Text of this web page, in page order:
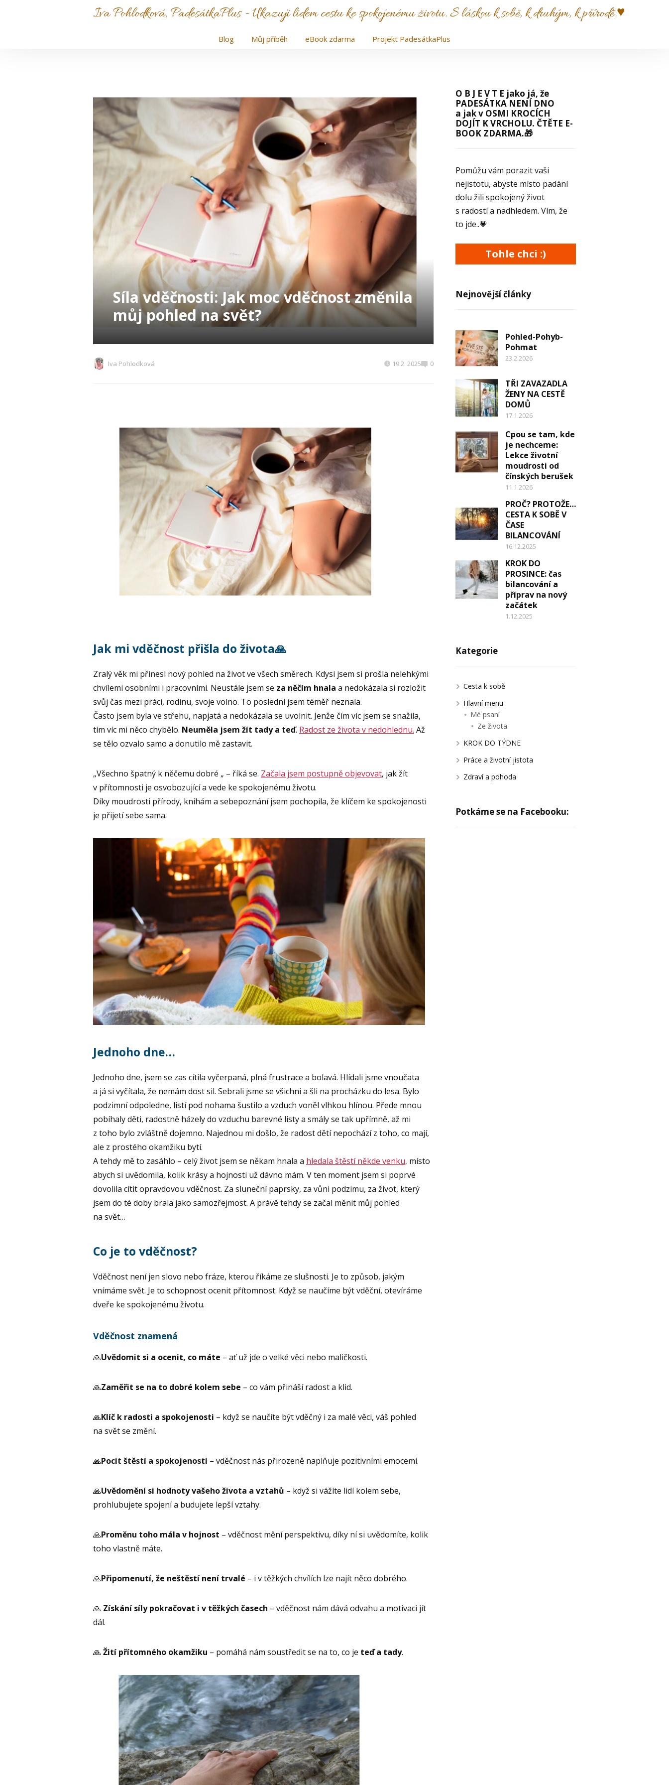
Iva Pohlodková, PadesátkaPlus - Ukazuji lidem cestu ke spokojenému životu. S láskou k sobě, k druhým, k přírodě.♥️
Blog Můj příběh eBook zdarma Projekt PadesátkaPlus
Síla vděčnosti: Jak moc vděčnost změnila
můj pohled na svět?
Iva Pohlodková 19.2. 2025 0
Jak mi vděčnost přišla do života🙏
Zralý věk mi přinesl nový pohled na život ve všech směrech. Kdysi jsem si prošla nelehkými
chvílemi osobními i pracovními. Neustále jsem se za něčím hnala a nedokázala si rozložit
svůj čas mezi práci, rodinu, svoje volno. To poslední jsem téměř neznala.
Často jsem byla ve střehu, napjatá a nedokázala se uvolnit. Jenže čím víc jsem se snažila,
tím víc mi něco chybělo. Neuměla jsem žít tady a teď. Radost ze života v nedohlednu. Až
se tělo ozvalo samo a donutilo mě zastavit.
„Všechno špatný k něčemu dobré „ – říká se. Začala jsem postupně objevovat, jak žít
v přítomnosti je osvobozující a vede ke spokojenému životu.
Díky moudrosti přírody, knihám a sebepoznání jsem pochopila, že klíčem ke spokojenosti
je přijetí sebe sama.
Jednoho dne…
Jednoho dne, jsem se zas cítila vyčerpaná, plná frustrace a bolavá. Hlídali jsme vnoučata
a já si vyčítala, že nemám dost sil. Sebrali jsme se všichni a šli na procházku do lesa. Bylo
podzimní odpoledne, listí pod nohama šustilo a vzduch voněl vlhkou hlínou. Přede mnou
pobíhaly děti, radostně házely do vzduchu barevné listy a smály se tak upřímně, až mi
z toho bylo zvláštně dojemno. Najednou mi došlo, že radost dětí nepochází z toho, co mají,
ale z prostého okamžiku bytí.
A tehdy mě to zasáhlo – celý život jsem se někam hnala a hledala štěstí někde venku, místo
abych si uvědomila, kolik krásy a hojnosti už dávno mám. V ten moment jsem si poprvé
dovolila cítit opravdovou vděčnost. Za sluneční paprsky, za vůni podzimu, za život, který
jsem do té doby brala jako samozřejmost. A právě tehdy se začal měnit můj pohled
na svět…
Co je to vděčnost?
Vděčnost není jen slovo nebo fráze, kterou říkáme ze slušnosti. Je to způsob, jakým
vnímáme svět. Je to schopnost ocenit přítomnost. Když se naučíme být vděční, otevíráme
dveře ke spokojenému životu.
Vděčnost znamená
🙏Uvědomit si a ocenit, co máte – ať už jde o velké věci nebo maličkosti.
🙏Zaměřit se na to dobré kolem sebe – co vám přináší radost a klid.
🙏Klíč k radosti a spokojenosti – když se naučíte být vděčný i za malé věci, váš pohled
na svět se změní.
🙏Pocit štěstí a spokojenosti – vděčnost nás přirozeně naplňuje pozitivními emocemi.
🙏Uvědomění si hodnoty vašeho života a vztahů – když si vážíte lidí kolem sebe,
prohlubujete spojení a budujete lepší vztahy.
🙏Proměnu toho mála v hojnost – vděčnost mění perspektivu, díky ní si uvědomíte, kolik
toho vlastně máte.
🙏Připomenutí, že neštěstí není trvalé – i v těžkých chvílích lze najít něco dobrého.
🙏 Získání síly pokračovat i v těžkých časech – vděčnost nám dává odvahu a motivaci jít
dál.
🙏 Žití přítomného okamžiku – pomáhá nám soustředit se na to, co je teď a tady.
O B J E V T E jako já, že
PADESÁTKA NENÍ DNO
a jak v OSMI KROCÍCH
DOJÍT K VRCHOLU. ČTĚTE E-
BOOK ZDARMA.🎁
Pomůžu vám porazit vaši
nejistotu, abyste místo padání
dolu žili spokojený život
s radostí a nadhledem. Vím, že
to jde..💗
Tohle chci :)
Nejnovější články
Pohled-Pohyb-
Pohmat
23.2.2026
TŘI ZAVAZADLA
ŽENY NA CESTĚ
DOMŮ
17.1.2026
Cpou se tam, kde
je nechceme:
Lekce životní
moudrosti od
čínských berušek
11.1.2026
PROČ? PROTOŽE…
CESTA K SOBĚ V
ČASE
BILANCOVÁNÍ
16.12.2025
KROK DO
PROSINCE: čas
bilancování a
příprav na nový
začátek
1.12.2025
Kategorie
Cesta k sobě
Hlavní menu
Mé psaní
Ze života
KROK DO TÝDNE
Práce a životní jistota
Zdraví a pohoda
Potkáme se na Facebooku: